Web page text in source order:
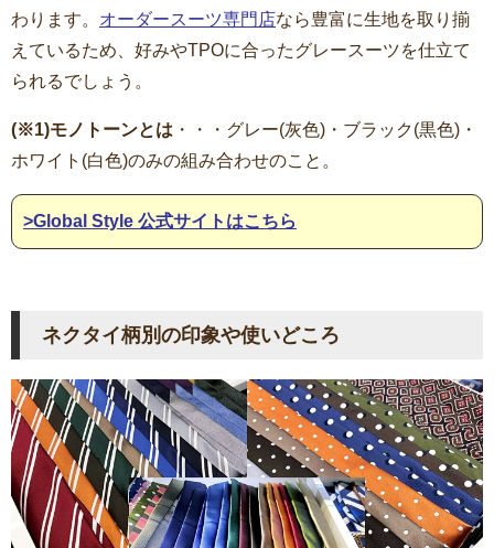
わります。 オーダースーツ専門店なら豊富に生地を取り揃
えているため、好みやTPOに合ったグレースーツを仕立て
られるでしょう。
(※1)モノトーンとは ・・・グレー(灰色)・ブラック(黒色)・
ホワイト(白色)のみの組み合わせのこと。
>Global Style 公式サイトはこちら
ネクタイ柄別の印象や使いどころ